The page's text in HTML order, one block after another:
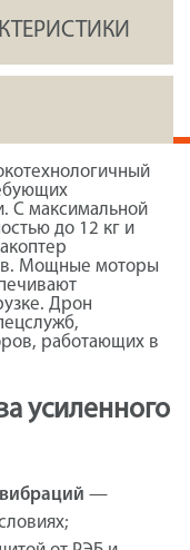
С максимальной
до 12 кг и
Мощные моторы
Дрон
работающих в
усиленного
—